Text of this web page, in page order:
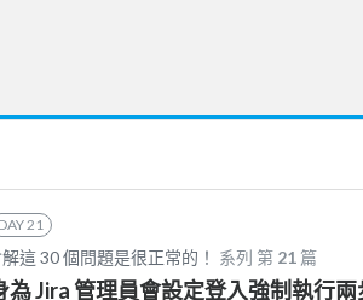
DAY 21
這 30 個問題是很正常的！ 系列 第 21 篇
為 Jira 管理員會設定登入強制執行兩